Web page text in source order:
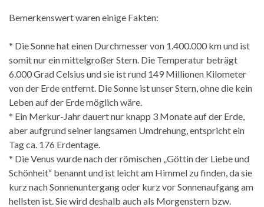
Bemerkenswert waren einige Fakten:
* Die Sonne hat einen Durchmesser von 1.400.000 km und ist
somit nur ein mittelgroßer Stern. Die Temperatur beträgt
6.000 Grad Celsius und sie ist rund 149 Millionen Kilometer
von der Erde entfernt. Die Sonne ist unser Stern, ohne die kein
Leben auf der Erde möglich wäre.
* Ein Merkur-Jahr dauert nur knapp 3 Monate auf der Erde,
aber aufgrund seiner langsamen Umdrehung, entspricht ein
Tag ca. 176 Erdentage.
* Die Venus wurde nach der römischen „Göttin der Liebe und
Schönheit“ benannt und ist leicht am Himmel zu finden, da sie
kurz nach Sonnenuntergang oder kurz vor Sonnenaufgang am
hellsten ist. Sie wird deshalb auch als Morgenstern bzw.